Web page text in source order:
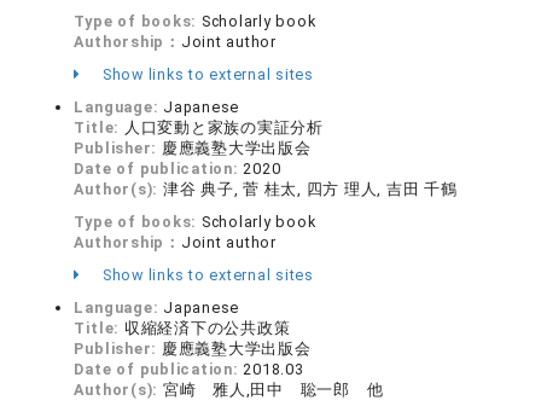
Type of books: Scholarly book
Authorship： Joint author
Show links to external sites
Language: Japanese
Title: 人口変動と家族の実証分析
Publisher: 慶應義塾大学出版会
Date of publication:2020
Author(s): 津谷 典子, 菅 桂太, 四方 理人, 吉田 千鶴
Type of books: Scholarly book
Authorship： Joint author
Show links to external sites
Language: Japanese
Title: 収縮経済下の公共政策
Publisher: 慶應義塾大学出版会
Date of publication:2018.03
Author(s): 宮崎 雅人,田中 聡一郎 他